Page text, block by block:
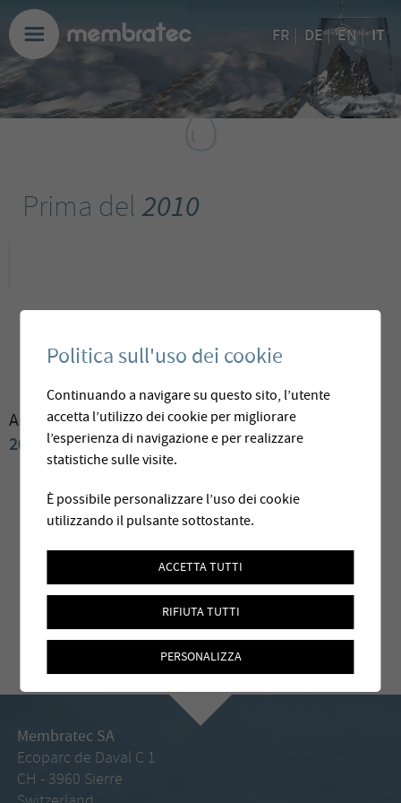
FR DE|EN|IT
Prima del 2010
Archives:2009 2008 2007 2006 2004
2001
2000
Membratec SA
Ecoparc de Daval C 1
CH - 3960 Sierre
Politica sull'uso dei cookie
Continuando a navigare su questo sito, l’utente
accetta l’utilizzo dei cookie per migliorare
l’esperienza di navigazione e per realizzare
statistiche sulle visite.
È possibile personalizzare l’uso dei cookie
utilizzando il pulsante sottostante.
ACCETTA TUTTI
RIFIUTA TUTTI
PERSONALIZZA